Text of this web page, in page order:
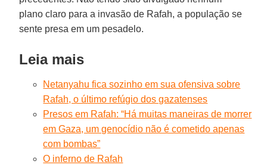
plano claro para a invasão de Rafah, a população se
sente presa em um pesadelo.
Leia mais
Netanyahu fica sozinho em sua ofensiva sobre
Rafah, o último refúgio dos gazatenses
Presos em Rafah: “Há muitas maneiras de morrer
em Gaza, um genocídio não é cometido apenas
com bombas”
O inferno de Rafah